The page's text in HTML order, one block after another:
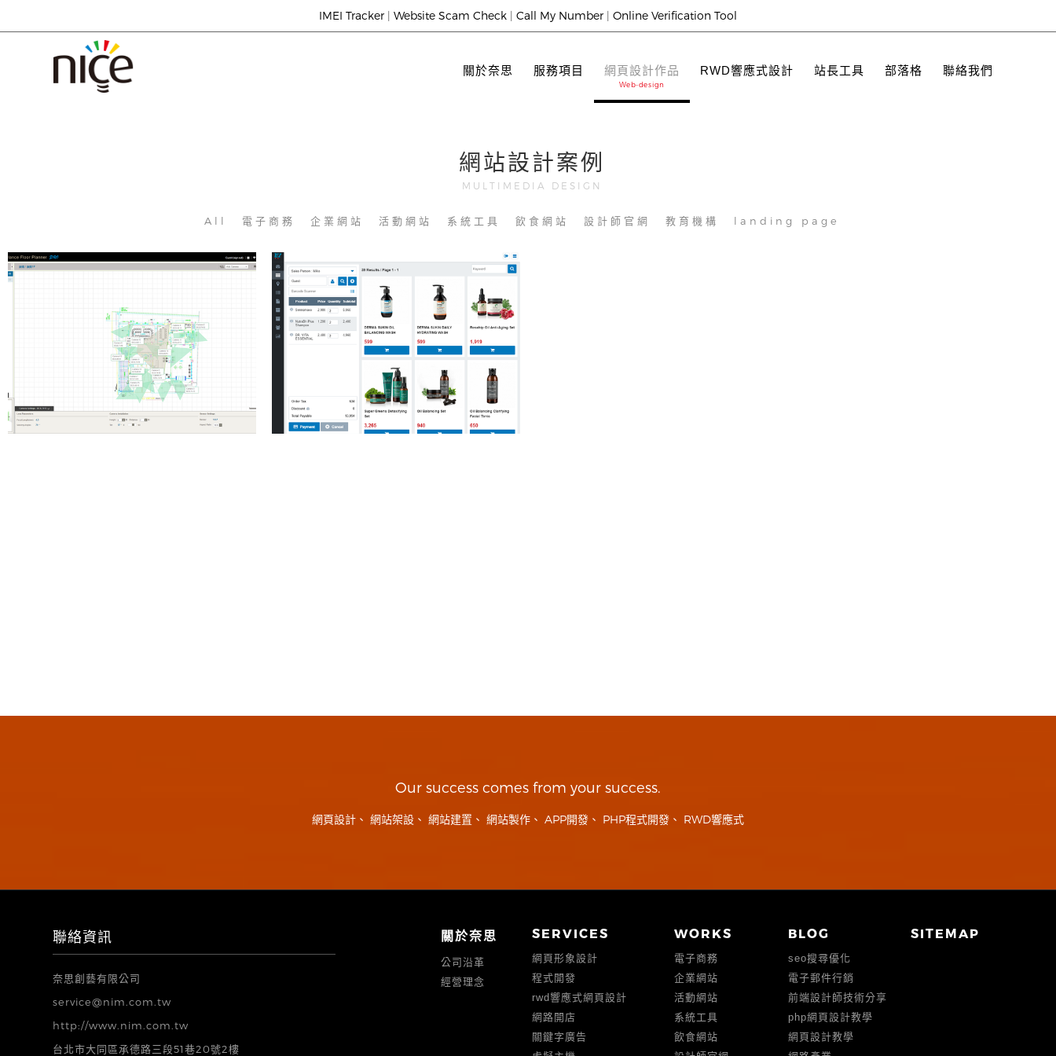
IMEI Tracker | Website Scam Check | Call My Number | Online Verification Tool
關於奈思 服務項目 網頁設計作品 RWD響應式設計 站長工具 部落格 聯絡我們
網站設計案例
MULTIMEDIA DESIGN
All 電子商務 企業網站 活動網站 系統工具 飲食網站 設計師官網 教育機構 landing page
D-Link - Surveillance Floor Planner EZShop POS System
Our success comes from your success.
網頁設計 、 網站架設 、 網站建置 、 網站製作 、 APP開發 、 PHP程式開發 、 RWD響應式
聯絡資訊
奈思創藝有限公司
service@nim.com.tw
http://www.nim.com.tw
台北市大同區承德路三段51巷20號2樓
關於奈思
公司沿革
經營理念
SERVICES
網頁形象設計
程式開發
rwd響應式網頁設計
網路開店
關鍵字廣告
WORKS
電子商務
企業網站
活動網站
系統工具
飲食網站
BLOG
seo搜尋優化
電子郵件行銷
前端設計師技術分享
php網頁設計教學
網頁設計教學
SITEMAP